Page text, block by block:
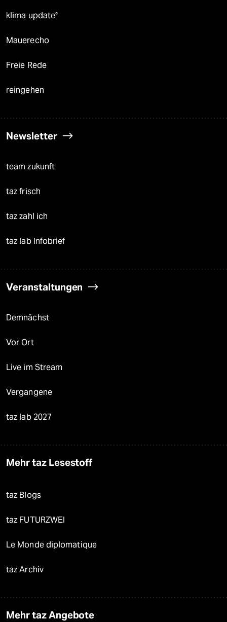
klima update°
Mauerecho
Freie Rede
reingehen
Newsletter
team zukunft
taz frisch
taz zahl ich
taz lab Infobrief
Veranstaltungen
Demnächst
Vor Ort
Live im Stream
Vergangene
taz lab 2027
Mehr taz Lesestoff
taz Blogs
taz FUTURZWEI
Le Monde diplomatique
taz Archiv
Mehr taz Angebote